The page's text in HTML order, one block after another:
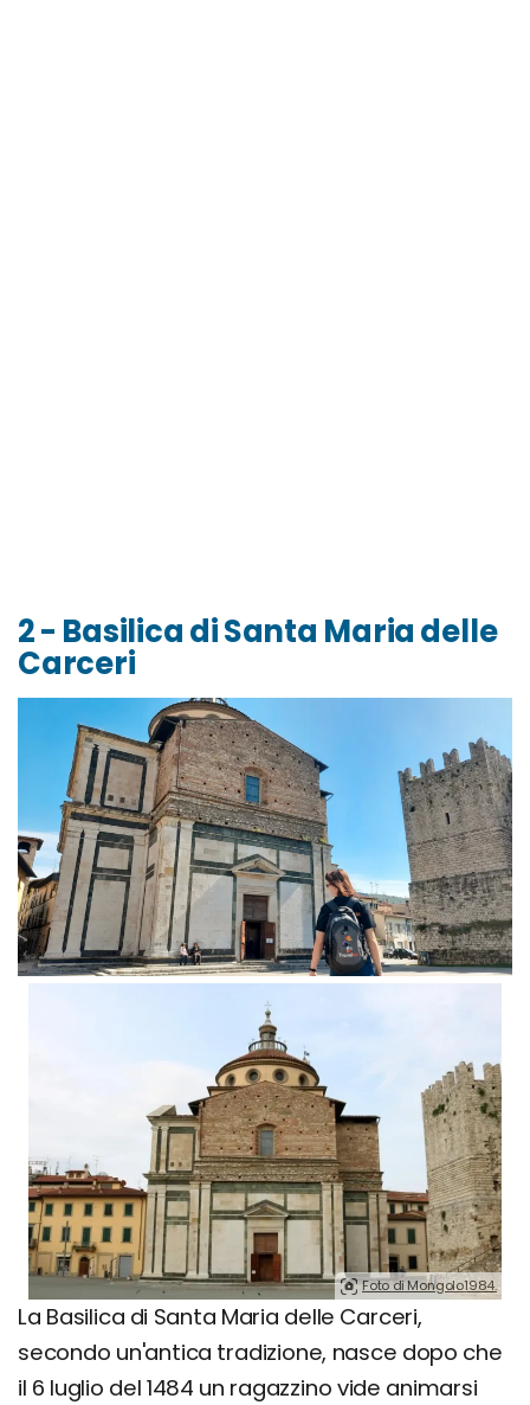
2 - Basilica di Santa Maria delle
Carceri
Foto di Mongolo1984.
La Basilica di Santa Maria delle Carceri,
secondo un'antica tradizione, nasce dopo che
il 6 luglio del 1484 un ragazzino vide animarsi